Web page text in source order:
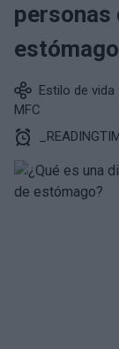
personas
Estilo de vida
MFC